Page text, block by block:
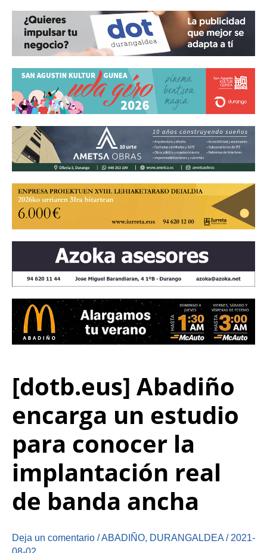
[dotb.eus] Abadiño
encarga un estudio
para conocer la
implantación real
de banda ancha
Deja un comentario /ABADIÑO, DURANGALDEA / 2021-